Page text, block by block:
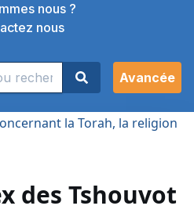
nous ?
nous
Avancée
la Torah, la religion
des Tshouvot